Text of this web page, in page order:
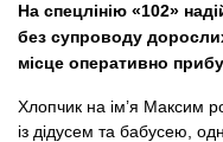
На спецлінію «102»
без супроводу
місце оперативно
Хлопчик на ім’я Максим
із дідусем та бабусею,